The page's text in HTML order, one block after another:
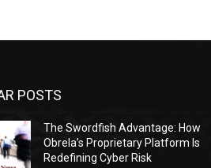
POSTS
The Swordfish Advantage: How
Obrela’s Proprietary Platform Is
Redefining Cyber Risk